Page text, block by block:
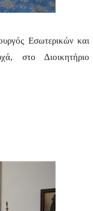
Εσωτερικών και
στο Διοικητήριο